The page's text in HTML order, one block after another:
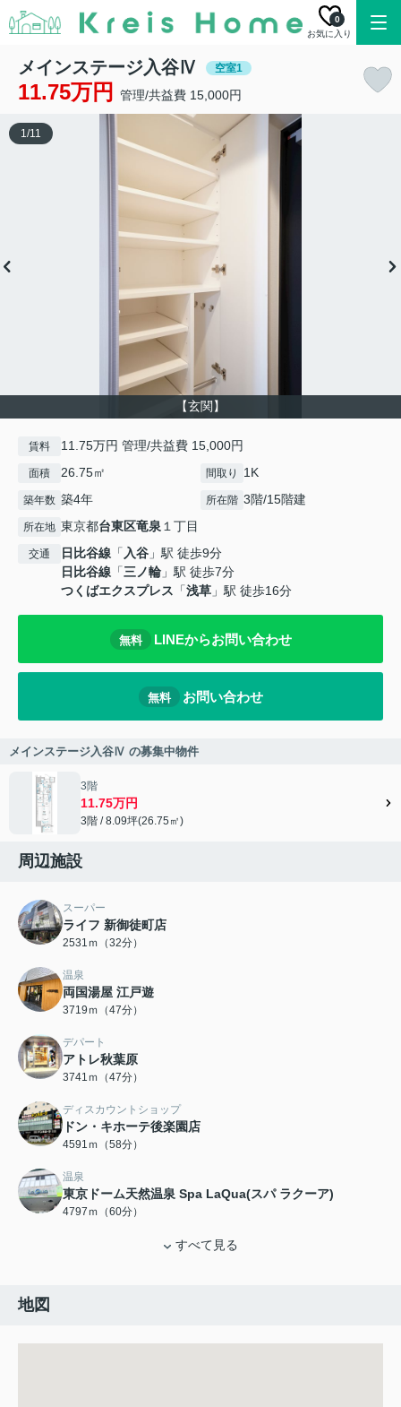
お気に入り
0
メインステージ入谷Ⅳ 空室1
11.75万円 管理/共益費 15,000円
【玄関】
1/11
賃料 11.75万円 管理/共益費 15,000円
面積 26.75㎡ 間取り 1K
築年数 築4年 所在階 3階/15階建
所在地 東京都台東区竜泉１丁目
交通 日比谷線 「入谷 」駅 徒歩9分
日比谷線 「三ノ輪 」駅 徒歩7分
つくばエクスプレス 「浅草 」駅 徒歩16分
無料 LINEからお問い合わせ
無料 お問い合わせ
メインステージ入谷Ⅳ の募集中物件
3階
11.75万円
3階 / 8.09坪(26.75㎡)
周辺施設
スーパー
ライフ 新御徒町店
2531ｍ（32分）
温泉
両国湯屋 江戸遊
3719ｍ（47分）
デパート
アトレ秋葉原
3741ｍ（47分）
ディスカウントショップ
ドン・キホーテ後楽園店
4591ｍ（58分）
温泉
東京ドーム天然温泉 Spa LaQua(スパ ラクーア)
4797ｍ（60分）
すべて見る
地図